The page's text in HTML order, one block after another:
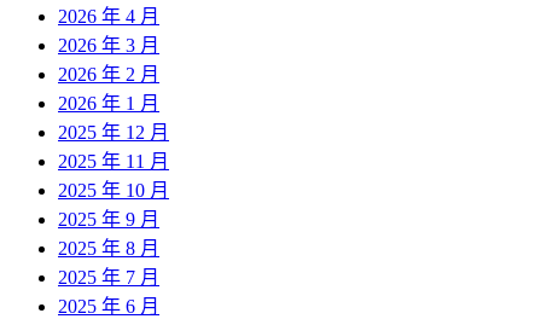
2026 年 4 月
2026 年 3 月
2026 年 2 月
2026 年 1 月
2025 年 12 月
2025 年 11 月
2025 年 10 月
2025 年 9 月
2025 年 8 月
2025 年 7 月
2025 年 6 月